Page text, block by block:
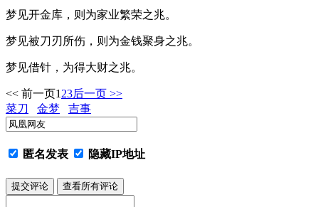
梦见开金库，则为家业繁荣之兆。
梦见被刀刃所伤，则为金钱聚身之兆。
梦见借针，为得大财之兆。
<< 前一页1 23后一页 >>
菜刀
金梦 吉事
匿名发表 隐藏IP地址